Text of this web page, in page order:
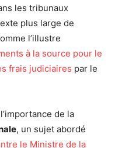
les tribunaux
plus large de
l’illustre
à la source pour le
frais judiciaires par le
de la
, un sujet abordé
le Ministre de la